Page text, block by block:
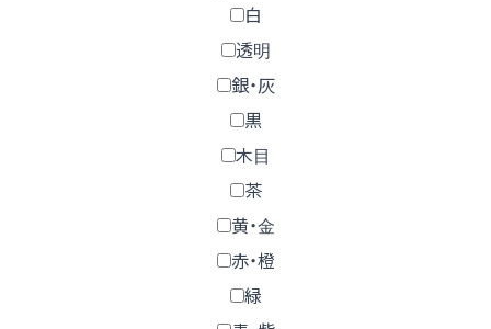
白
透明
銀・灰
黒
木目
茶
黄・金
赤・橙
緑